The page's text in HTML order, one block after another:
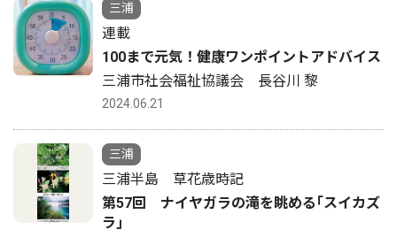
三浦
連載
100まで元気！健康ワンポイントアドバイス
三浦市社会福祉協議会 長谷川 黎
2024.06.21
三浦
三浦半島 草花歳時記
第57回 ナイヤガラの滝を眺める｢スイカズ
ラ｣